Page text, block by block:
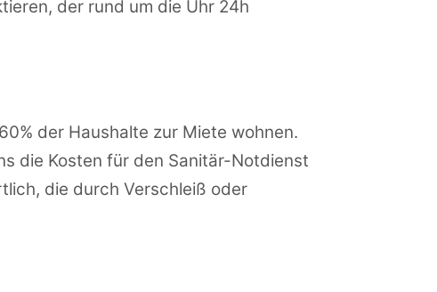
der rund um die Uhr 24h
der Haushalte zur Miete wohnen.
die Kosten für den Sanitär-Notdienst
die durch Verschleiß oder